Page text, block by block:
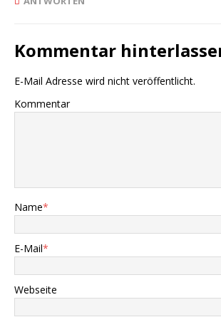
Kommentar
E-Mail Adresse wird nicht veröffentlicht.
Kommentar
Name*
E-Mail*
Webseite